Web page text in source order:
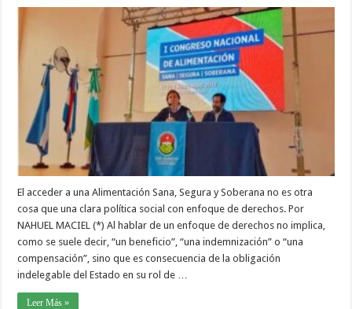
El acceder a una Alimentación Sana, Segura y Soberana no es otra
cosa que una clara política social con enfoque de derechos. Por
NAHUEL MACIEL (*) Al hablar de un enfoque de derechos no implica,
como se suele decir, “un beneficio”, “una indemnización” o “una
compensación”, sino que es consecuencia de la obligación
indelegable del Estado en su rol de …
Leer Más »